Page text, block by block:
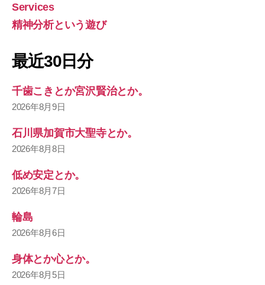
Services
精神分析という遊び
最近30日分
千歯こきとか宮沢賢治とか。
2026年8月9日
石川県加賀市大聖寺とか。
2026年8月8日
低め安定とか。
2026年8月7日
輪島
2026年8月6日
身体とか心とか。
2026年8月5日